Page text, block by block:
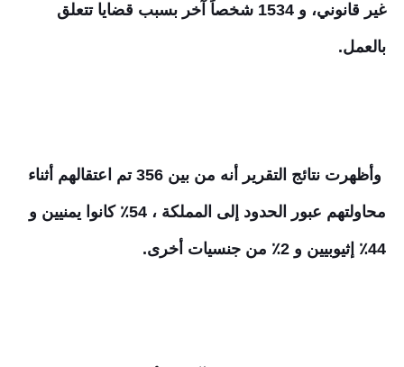
غير قانوني، و 1534 شخصاً آخر بسبب قضايا تتعلق
بالعمل.
وأظهرت نتائج التقرير أنه من بين 356 تم اعتقالهم أثناء
محاولتهم عبور الحدود إلى المملكة ، 54٪ كانوا يمنيين و
44٪ إثيوبيين و 2٪ من جنسيات أخرى.